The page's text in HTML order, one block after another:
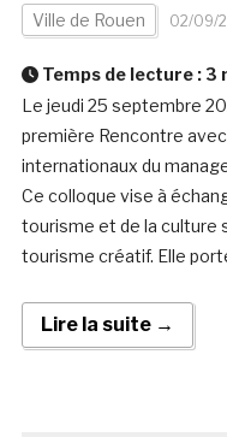
Ville de Rouen 02/09/
Temps de lecture : 3
Le jeudi 25 septembre
première Rencontre
internationaux du
Ce colloque vise à
tourisme et de la culture
tourisme créatif. Elle
Lire la suite →